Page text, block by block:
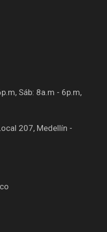
Sáb: 8a.m - 6p.m,
207, Medellín -